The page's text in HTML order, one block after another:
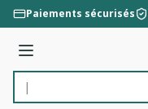
Aller au contenu
Paiements sécurisés
Menu
Rechercher